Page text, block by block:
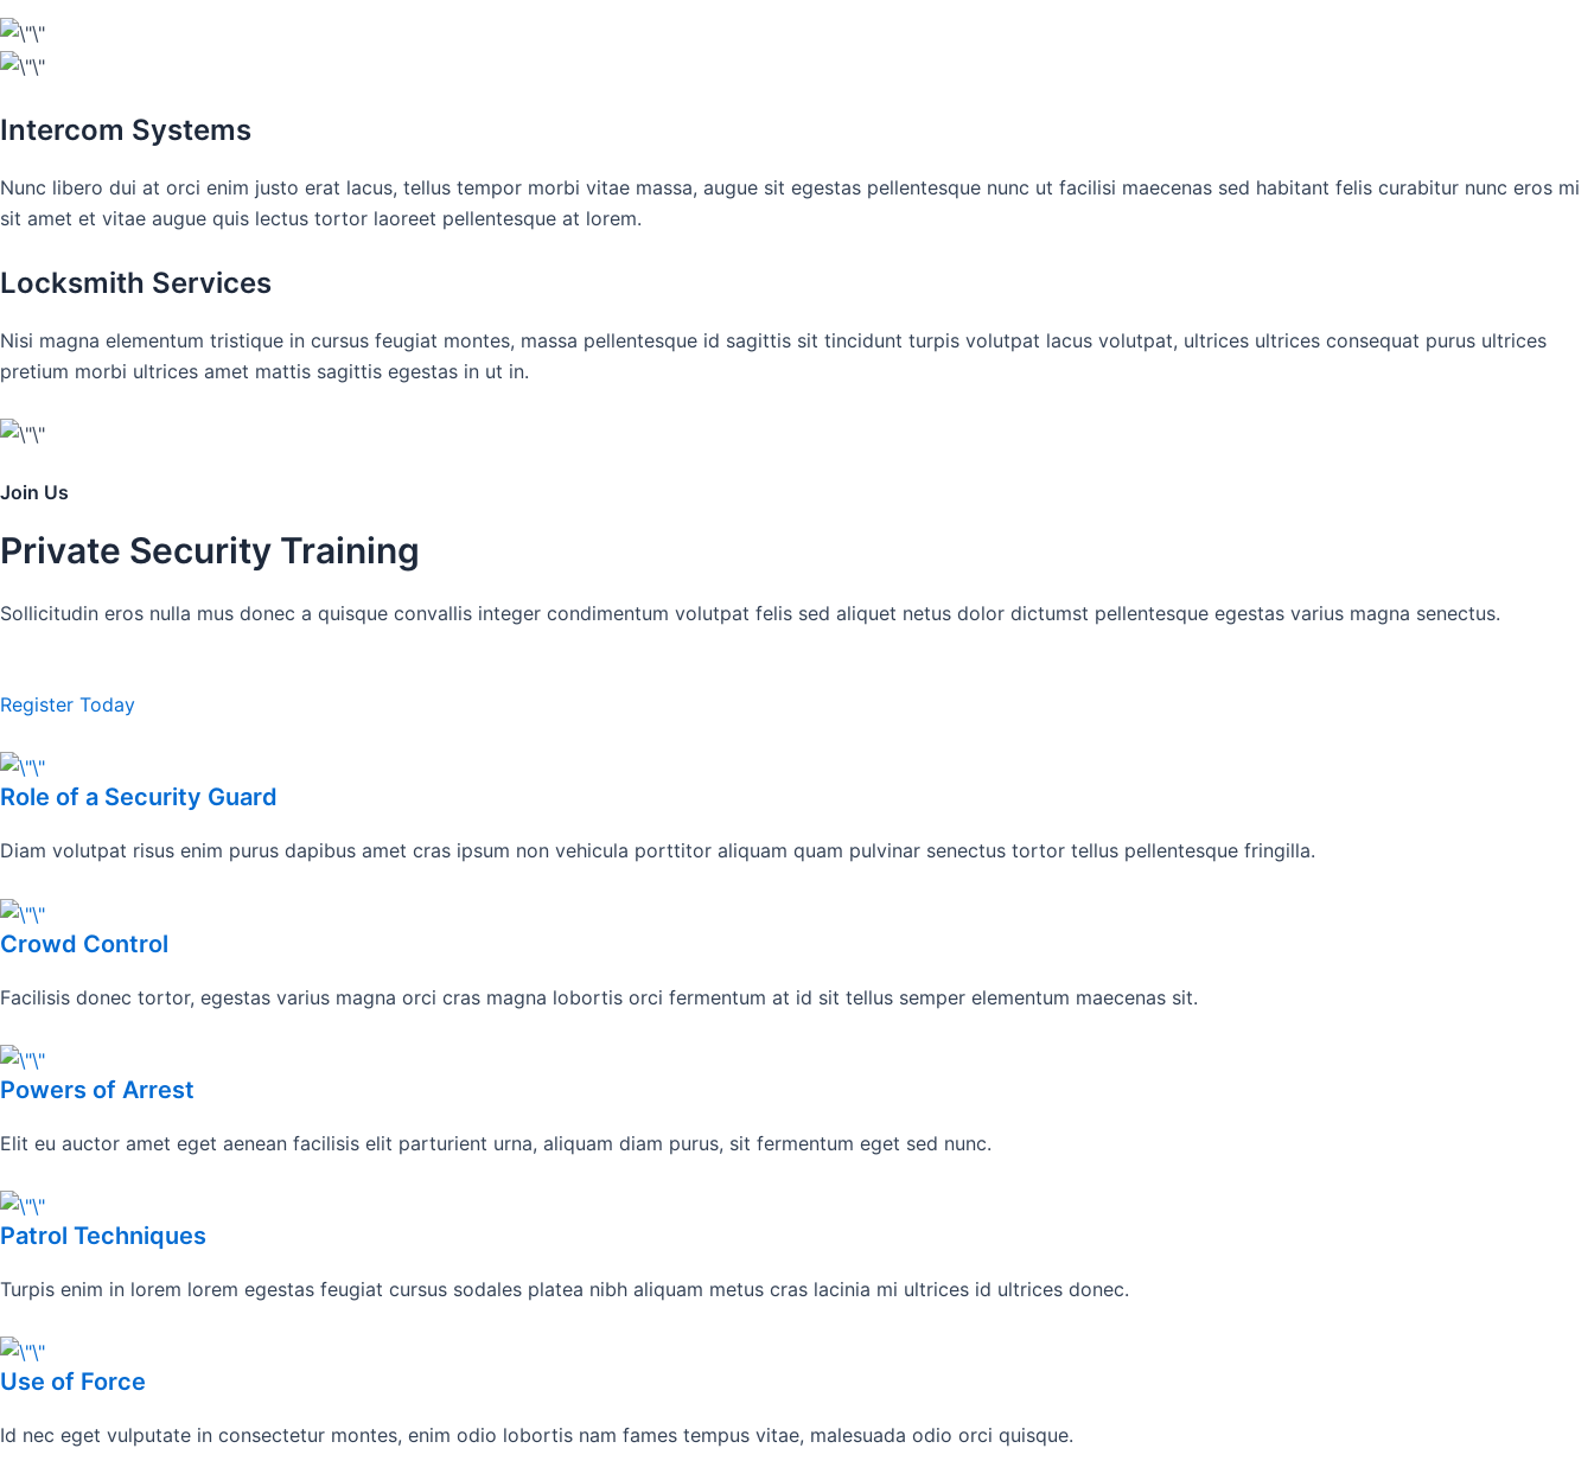
Intercom Systems
Nunc libero dui at orci enim justo erat lacus, tellus tempor morbi vitae massa, augue sit egestas pellentesque nunc ut facilisi maecenas sed habitant felis curabitur nunc eros mi
sit amet et vitae augue quis lectus tortor laoreet pellentesque at lorem.
Locksmith Services
Nisi magna elementum tristique in cursus feugiat montes, massa pellentesque id sagittis sit tincidunt turpis volutpat lacus volutpat, ultrices ultrices consequat purus ultrices
pretium morbi ultrices amet mattis sagittis egestas in ut in.
Join Us
Private Security Training
Sollicitudin eros nulla mus donec a quisque convallis integer condimentum volutpat felis sed aliquet netus dolor dictumst pellentesque egestas varius magna senectus.
Register Today
Role of a Security Guard
Diam volutpat risus enim purus dapibus amet cras ipsum non vehicula porttitor aliquam quam pulvinar senectus tortor tellus pellentesque fringilla.
Crowd Control
Facilisis donec tortor, egestas varius magna orci cras magna lobortis orci fermentum at id sit tellus semper elementum maecenas sit.
Powers of Arrest
Elit eu auctor amet eget aenean facilisis elit parturient urna, aliquam diam purus, sit fermentum eget sed nunc.
Patrol Techniques
Turpis enim in lorem lorem egestas feugiat cursus sodales platea nibh aliquam metus cras lacinia mi ultrices id ultrices donec.
Use of Force
Id nec eget vulputate in consectetur montes, enim odio lobortis nam fames tempus vitae, malesuada odio orci quisque.